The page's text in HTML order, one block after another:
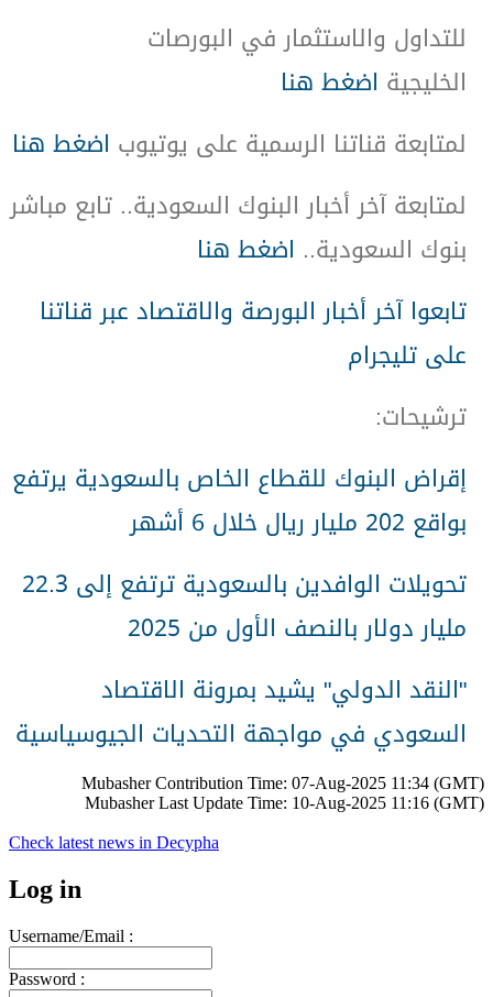
للتداول والاستثمار في البورصات
الخليجية اضغط هنا
لمتابعة قناتنا الرسمية على يوتيوب اضغط هنا
لمتابعة آخر أخبار البنوك السعودية.. تابع مباشر
بنوك السعودية.. اضغط هنا
تابعوا آخر أخبار البورصة والاقتصاد عبر قناتنا
على تليجرام
ترشيحات:
إقراض البنوك للقطاع الخاص بالسعودية يرتفع
بواقع 202 مليار ريال خلال 6 أشهر
تحويلات الوافدين بالسعودية ترتفع إلى 22.3
مليار دولار بالنصف الأول من 2025
"النقد الدولي" يشيد بمرونة الاقتصاد
السعودي في مواجهة التحديات الجيوسياسية
Mubasher Contribution Time: 07-Aug-2025 11:34 (GMT)
Mubasher Last Update Time: 10-Aug-2025 11:16 (GMT)
Check latest news in Decypha
Log in
Username/Email :
Password :